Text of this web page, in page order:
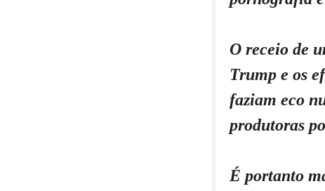
O receio de
Trump e os
faziam eco
produtoras
É portanto